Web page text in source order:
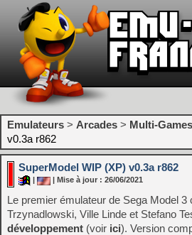
Emulateurs > Arcades > Multi-Games
v0.3a r862
SuperModel WIP (XP) v0.3a r862
| Mise à jour : 26/06/2021
Le premier émulateur de Sega Model 3
Trzynadlowski, Ville Linde et Stefano
développement (voir ici). Version